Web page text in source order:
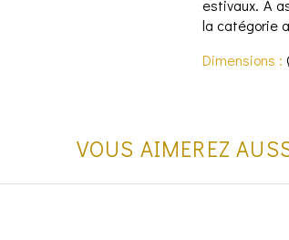
estivaux. A
la catégorie
Dimensions :
VOUS AIMEREZ